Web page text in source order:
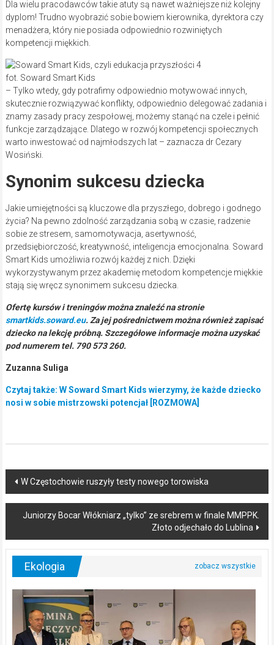
Dla wielu pracodawców takie atuty są nawet ważniejsze niż kolejny
dyplom! Trudno wyobrazić sobie bowiem kierownika, dyrektora czy
menadżera, który nie posiada odpowiednio rozwiniętych
kompetencji miękkich.
fot. Soward Smart Kids
– Tylko wtedy, gdy potrafimy odpowiednio motywować innych,
skutecznie rozwiązywać konflikty, odpowiednio delegować zadania i
znamy zasady pracy zespołowej, możemy stanąć na czele i pełnić
funkcje zarządzające. Dlatego w rozwój kompetencji społecznych
warto inwestować od najmłodszych lat – zaznacza dr Cezary
Wosiński.
Synonim sukcesu dziecka
Jakie umiejętności są kluczowe dla przyszłego, dobrego i godnego
życia? Na pewno zdolność zarządzania sobą w czasie, radzenie
sobie ze stresem, samomotywacja, asertywność,
przedsiębiorczość, kreatywność, inteligencja emocjonalna. Soward
Smart Kids umożliwia rozwój każdej z nich. Dzięki
wykorzystywanym przez akademię metodom kompetencje miękkie
stają się wręcz synonimem sukcesu dziecka.
Ofertę kursów i treningów można znaleźć na stronie
smartkids.soward.eu. Za jej pośrednictwem można również zapisać
dziecko na lekcję próbną. Szczegółowe informacje można uzyskać
pod numerem tel. 790 573 260.
Zuzanna Suliga
Czytaj także: W Soward Smart Kids wierzymy, że każde dziecko
nosi w sobie mistrzowski potencjał [ROZMOWA]
Post
navigation
W Częstochowie ruszyły testy nowego torowiska
Juniorzy Bocar Włókniarz „tylko” ze srebrem w finale MMPPK.
Złoto odjechało do Lublina
Ekologia